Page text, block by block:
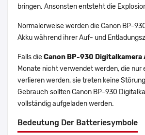
bringen. Ansonsten entsteht die
Normalerweise werden die Canon BP-
Akku während ihrer Auf- und
Falls dieCanon BP-930 Digitalkamera
Monate nicht verwendet werden, die nur
verlieren werden, sie treten keine
Gebrauch sollten Canon BP-930
vollständig aufgeladen werden.
Bedeutung Der Batteriesymbole